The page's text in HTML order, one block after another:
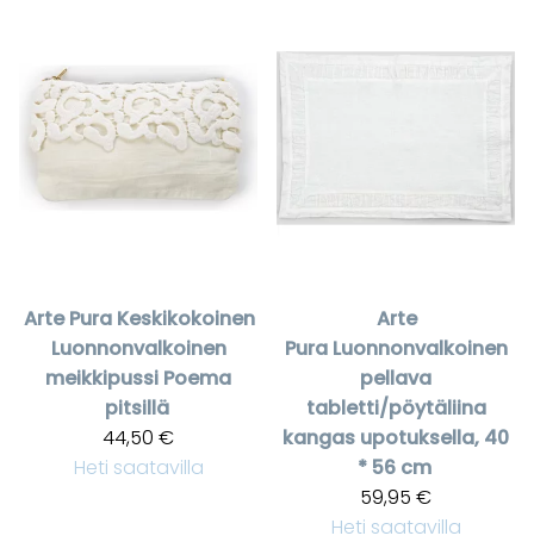
Arte Pura Keskikokoinen
Luonnonvalkoinen
meikkipussi Poema
pitsillä
44,50 €
Heti saatavilla
Arte
Pura Luonnonvalkoinen
pellava
tabletti/pöytäliina
kangas upotuksella, 40
* 56 cm
59,95 €
Heti saatavilla